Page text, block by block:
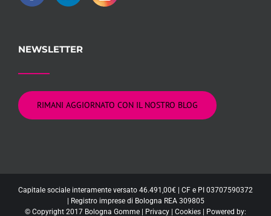
NEWSLETTER
RIMANI AGGIORNATO CON IL NOSTRO BLOG
Capitale sociale interamente versato 46.491,00€ | CF e PI 03707590372
| Registro imprese di Bologna REA 309805
© Copyright 2017 Bologna Gomme | Privacy | Cookies | Powered by: